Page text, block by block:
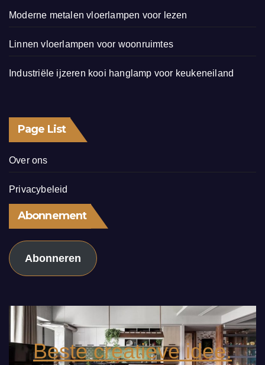
Moderne metalen vloerlampen voor lezen
Linnen vloerlampen voor woonruimtes
Industriële ijzeren kooi hanglamp voor keukeneiland
Page List
Over ons
Privacybeleid
Abonnement
Abonneren
Beste creatieve idee.